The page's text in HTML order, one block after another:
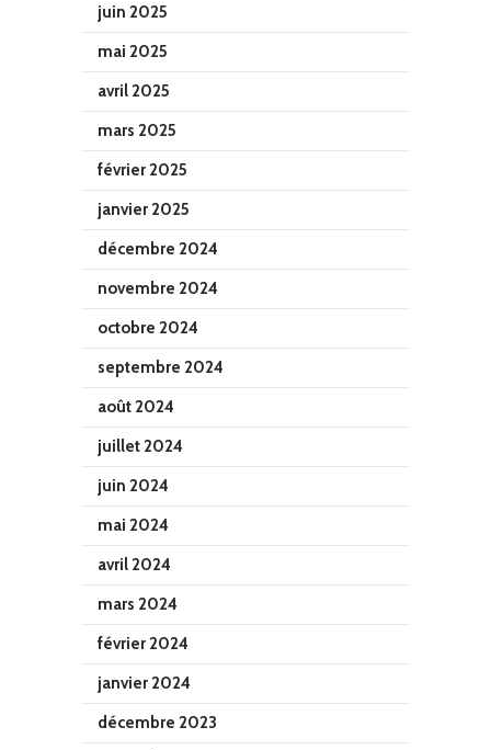
juin 2025
mai 2025
avril 2025
mars 2025
février 2025
janvier 2025
décembre 2024
novembre 2024
octobre 2024
septembre 2024
août 2024
juillet 2024
juin 2024
mai 2024
avril 2024
mars 2024
février 2024
janvier 2024
décembre 2023